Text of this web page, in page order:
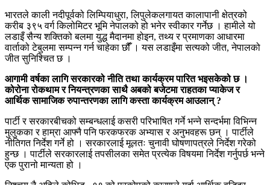
भारतले काली नदीपूर्वको लिम्पियाधुरा, लिपुलेकलगायत कालापानी क्षेत्रको
करीब ३९५ वर्ग किलोमिटर भूमि नेपालको हो भनेर स्वीकार गर्नेछ । हामीले यो
लडाइँ सैन्य शक्तिको बलमा युद्ध मैदानमा होइन, तथ्य र प्रमाणका आधारमा
वार्ताको टेबुलमा सम्पन्न गर्न चाहेका छौंँ । यस लडाइँमा सत्यको जीत, नेपालको
जीत सुनिश्चित छ ।
आगामी वर्षका लागि सरकारको नीति तथा कार्यक्रम पारित भइसकेको छ ।
कोरोना रोकथाम र नियन्त्रणका साथै अबको बजेटमा राहतका प्याकेज र
आर्थिक सामाजिक रुपान्तरणका लागि कस्ता कार्यक्रम आउलान् ?
पार्टी र सरकारबीचको सम्बन्धलाई कसरी परिभाषित गर्ने भन्ने सन्दर्भमा विभिन्न
मुलुकका र हाम्रा आफ्नै पनि फरकफरक अभ्यास र अनुभवहरू छन् । पार्टीले
नीतिगत निर्देश गर्ने हो । सरकारलाई मूलतः चुनावी घोषणापत्रले निर्देश गरेको
हुन्छ । पार्टीले सरकारलाई तपसीलका समेत प्रत्येक विषयमा निर्देश गर्नुपर्छ भन्ने
एक पुरानो मान्यता हो ।